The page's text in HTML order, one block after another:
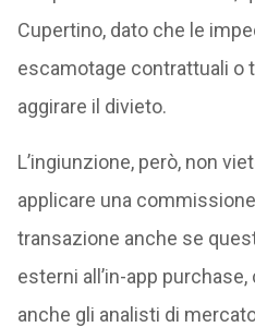
Cupertino, dato che le
escamotage contrattuali o
aggirare il divieto.
L’ingiunzione, però, non
applicare una
transazione anche se
esterni all’in-app
anche gli analisti di